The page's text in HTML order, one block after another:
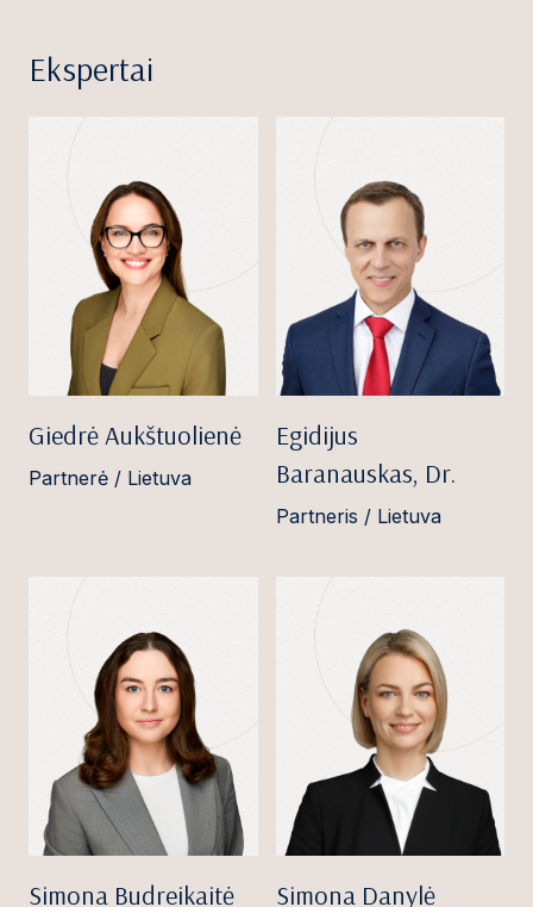
Ekspertai
Giedrė Aukštuolienė
Partnerė / Lietuva
Egidijus
Baranauskas, Dr.
Partneris / Lietuva
Simona Budreikaitė Simona Danylė